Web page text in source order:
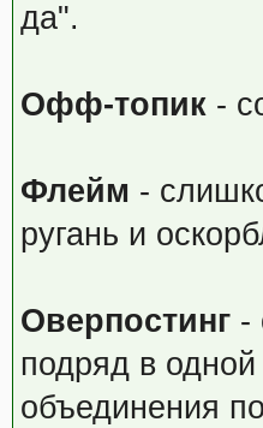
да".
Офф-топик-
Флейм -
ругань и
Оверпостинг-
подряд в
объединения